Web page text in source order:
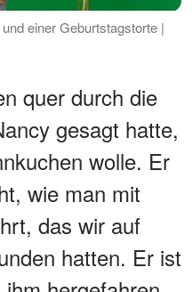
einer Geburtstagstorte |
quer durch die
gesagt hatte,
wolle. Er
wie man mit
das wir auf
hatten. Er ist